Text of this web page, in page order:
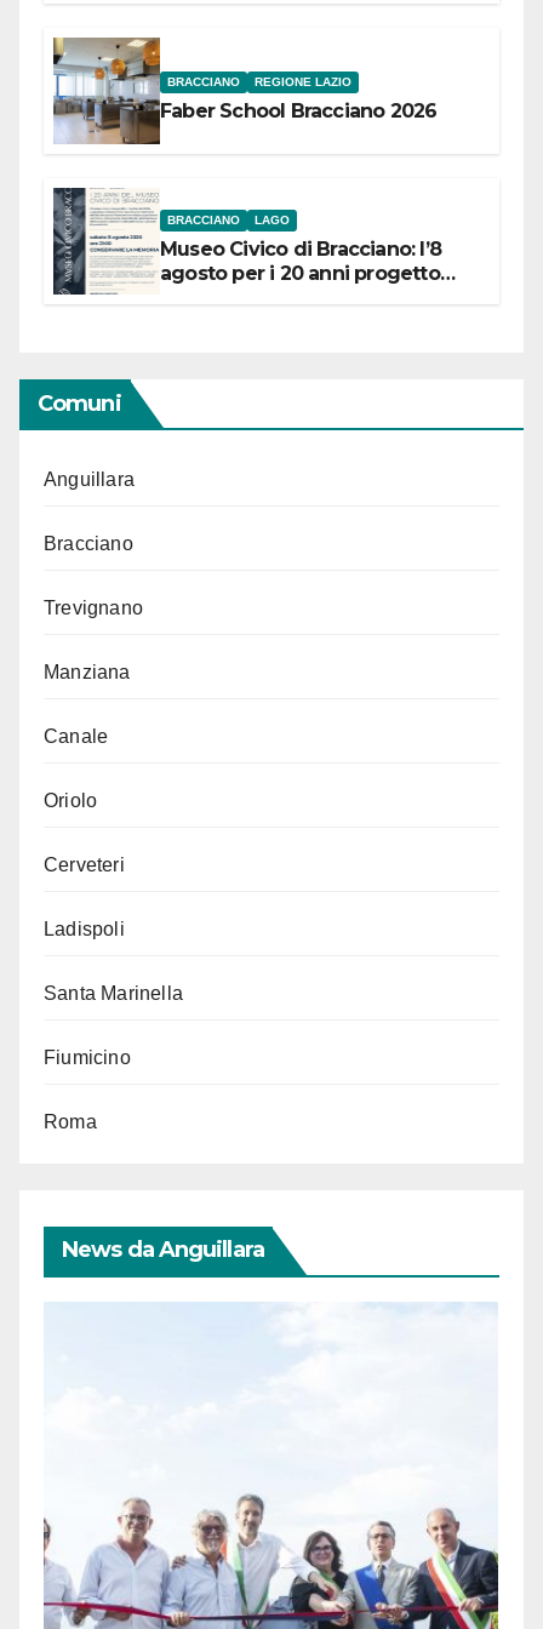
BRACCIANO REGIONE LAZIO
Faber School Bracciano 2026
BRACCIANO LAGO
Museo Civico di Bracciano: l’8
agosto per i 20 anni progetto
Comuni
Anguillara
Bracciano
Trevignano
Manziana
Canale
Oriolo
Cerveteri
Ladispoli
Santa Marinella
Fiumicino
Roma
News da Anguillara